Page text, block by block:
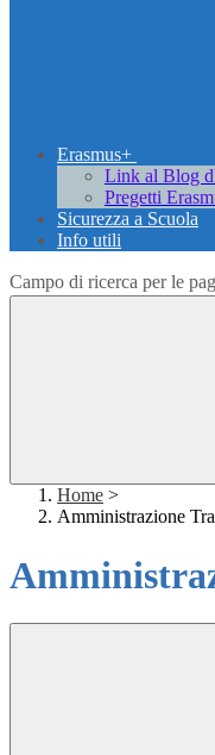
Erasmus+
Link al Blog
Pregetti
Sicurezza a Scuola
Info utili
Campo di ricerca per le
Home >
Amministrazione